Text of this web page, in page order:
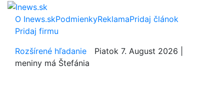
O Inews.skPodmienkyReklamaPridaj článok
Pridaj firmu
Rozšírené hľadanie
Piatok 7. August 2026 |
meniny má Štefánia